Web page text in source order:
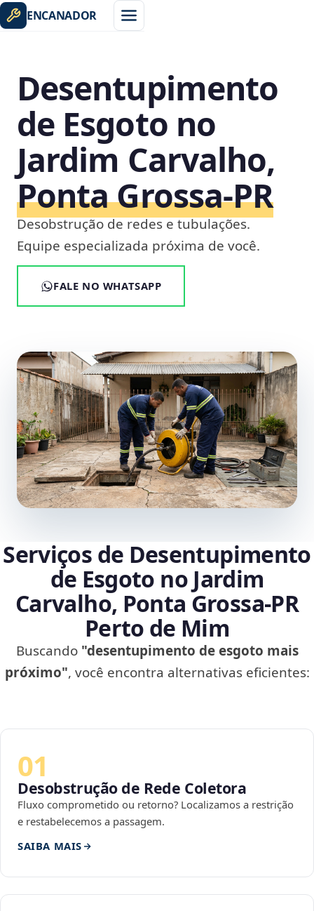
ENCANADOR
Desentupimento
de Esgoto no
Jardim Carvalho,
Ponta Grossa‑PR
Desobstrução de redes e tubulações.
Equipe especializada próxima de você.
FALE NO WHATSAPP
Serviços de Desentupimento
de Esgoto no Jardim
Carvalho, Ponta Grossa‑PR
Perto de Mim
Buscando "desentupimento de esgoto mais
próximo", você encontra alternativas eficientes:
01
Desobstrução de Rede Coletora
Fluxo comprometido ou retorno? Localizamos a restrição
e restabelecemos a passagem.
SAIBA MAIS